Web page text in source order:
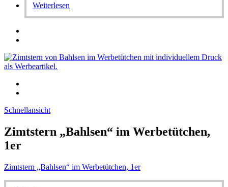
Weiterlesen
Schnellansicht
Zimtstern „Bahlsen“ im Werbetütchen,
1er
Zimtstern „Bahlsen“ im Werbetütchen, 1er